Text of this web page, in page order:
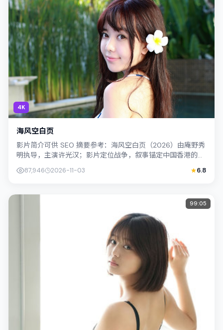
4K
海风空白页
影片简介可供 SEO 摘要参考：海风空白页（2026）由庵野秀
明执导，主演许光汉；影片定位战争，叙事锚定中国香港的社
87,946 2026-11-03 6.8
99:05